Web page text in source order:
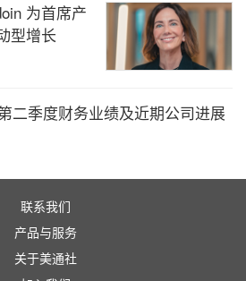
用户转化为付费用户并增加付
恩产品所在市场的趋势和规
作伙伴的关系的预期；总体经
境；以及任何前述事项所依据
有信息均取自截至此文发布之
要求外，洪恩不承担更新任何
为首席产
型增长
二季度财务业绩及近期公司进展
联系我们
产品与服务
关于美通社